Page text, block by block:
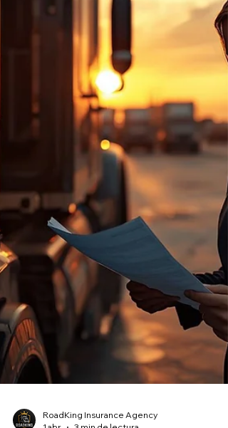
programa CTPAT (Customs Trade Partnership
Against Terrorism) ha reforzado su postura
sobre el cumplimiento de las reglas de